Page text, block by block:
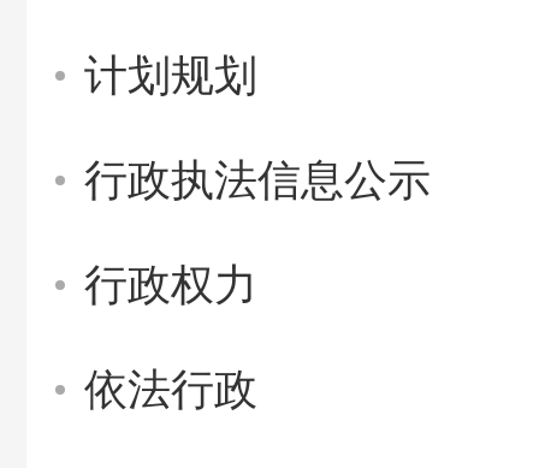
计划规划
行政执法信息公示
行政权力
依法行政